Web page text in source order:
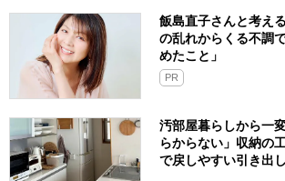
飯島直子さんと考え
の乱れからくる不調
めたこと」
PR
汚部屋暮らしから一
らからない」収納の
で戻しやすい引き出